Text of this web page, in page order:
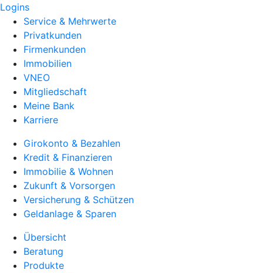
Logins
Service & Mehrwerte
Privatkunden
Firmenkunden
Immobilien
VNEO
Mitgliedschaft
Meine Bank
Karriere
Girokonto & Bezahlen
Kredit & Finanzieren
Immobilie & Wohnen
Zukunft & Vorsorgen
Versicherung & Schützen
Geldanlage & Sparen
Übersicht
Beratung
Produkte